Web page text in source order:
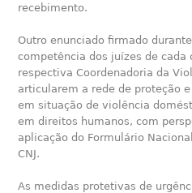
recebimento.
Outro enunciado firmado
competência dos juízes de cada
respectiva Coordenadoria da
articularem a rede de proteção
em situação de violência
em direitos humanos, com
aplicação do Formulário
CNJ.
As medidas protetivas de